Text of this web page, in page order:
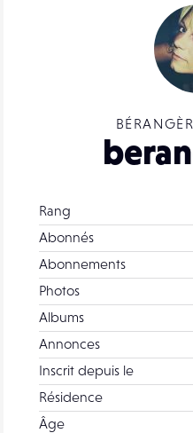
Rang
Abonnés
Abonnements
Photos
Albums
Annonces
Inscrit depuis le
Résidence
Âge